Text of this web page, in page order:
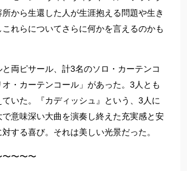
から生還した人が生涯抱える問題や生き
れらについてさらに何かを言えるのかも
両ピサール、計3名のソロ・カーテンコ
・カーテンコール」があった。3人とも
いた。『カディッシュ』という、3人に
で意味深い大曲を演奏し終えた充実感と安
する喜び。それは美しい光景だった。
〜〜〜〜